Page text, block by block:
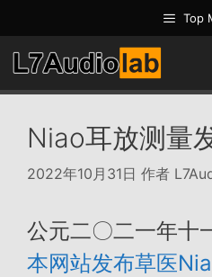
至
内
容
Top
Niao耳放测量
2022年10月31日 作者
公元二〇二一年十
本网站发布草医